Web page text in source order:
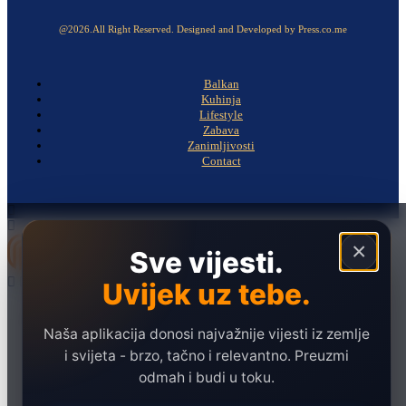
@2026.All Right Reserved. Designed and Developed by Press.co.me
Balkan
Kuhinja
Lifestyle
Zabava
Zanimljivosti
Contact
×
Sve vijesti.
Uvijek uz tebe.
Naša aplikacija donosi najvažnije vijesti iz zemlje
i svijeta - brzo, tačno i relevantno. Preuzmi
odmah i budi u toku.
Politika
Društvo